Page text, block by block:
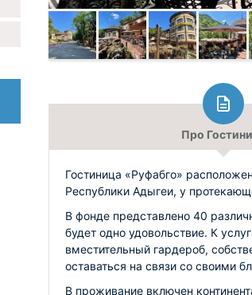
Про
Гостиница «Руфабго»
Республики Адыгеи, у
В фонде представлено 40
будет одно удовольствие. К
вместительный гардероб,
оставаться на связи со своими
В проживание включен